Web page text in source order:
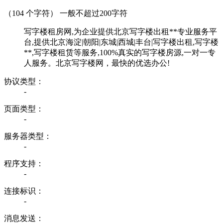
（104 个字符） 一般不超过200字符
写字楼租房网,为企业提供北京写字楼出租**专业服务平
台,提供北京海淀|朝阳|东城|西城|丰台|写字楼出租,写字楼
**,写字楼租赁等服务,100%真实的写字楼房源,一对一专
人服务。北京写字楼网，最快的优选办公!
协议类型：
-
页面类型：
-
服务器类型：
-
程序支持：
-
连接标识：
-
消息发送：